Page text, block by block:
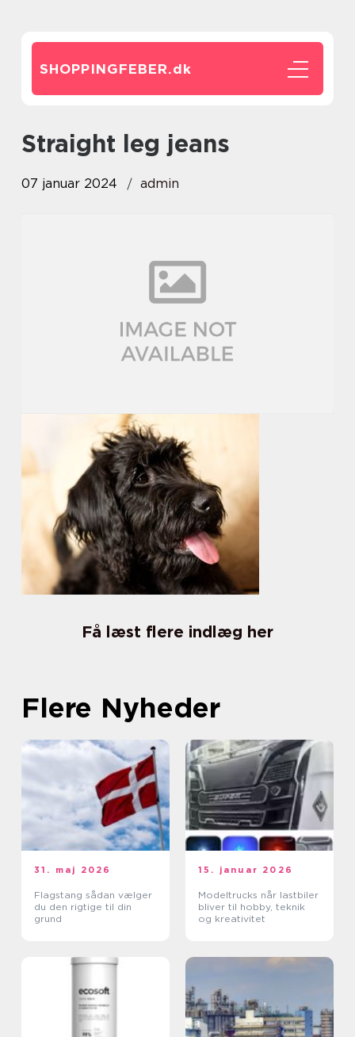
SHOPPINGFEBER.dk
straight leg jeans
07 januar 2024 admin
Få læst flere indlæg her
Flere Nyheder
31. maj 2026
Flagstang sådan vælger
du den rigtige til din
grund
15. januar 2026
Modeltrucks når lastbiler
bliver til hobby, teknik
og kreativitet